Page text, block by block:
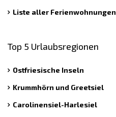
Liste aller Ferienwohnungen
Top 5 Urlaubsregionen
Ostfriesische Inseln
Krummhörn und Greetsiel
Carolinensiel-Harlesiel